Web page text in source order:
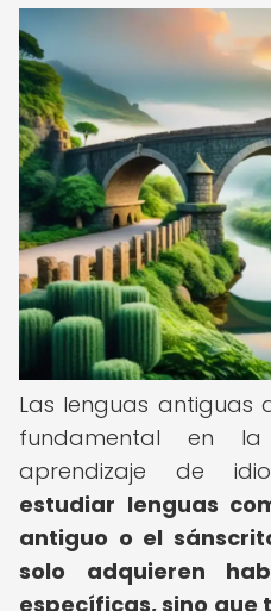
Las lenguas antiguas
fundamental en
aprendizaje de
estudiar lenguas
antiguo o el
solo adquieren
específicas, sino que